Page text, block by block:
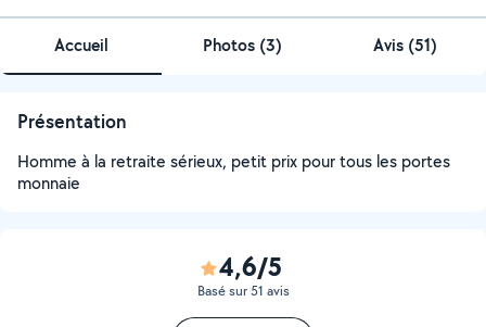
Accueil Photos (3) Avis (51)
Présentation
Homme à la retraite sérieux, petit prix pour tous les portes
monnaie
4,6/5
Basé sur 51 avis